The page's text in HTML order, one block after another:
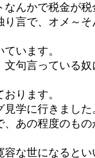
なんかで税金が
り言で、オメ～
います。
文句言っている
ります。
見学に行きました
、あの程度のも
容な世になると